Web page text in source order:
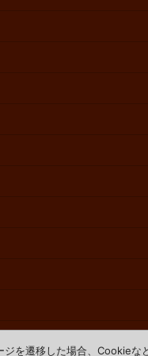
を遷移した場合、Cookie